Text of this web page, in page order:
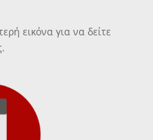
εικόνα για να δείτε